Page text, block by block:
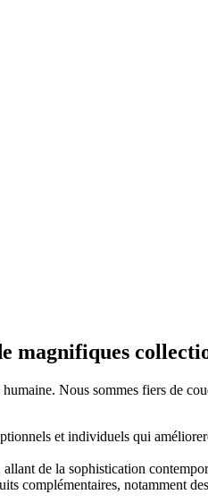
magnifiques
Nous sommes fiers de
et individuels qui
de la sophistication
complémentaires, notamment